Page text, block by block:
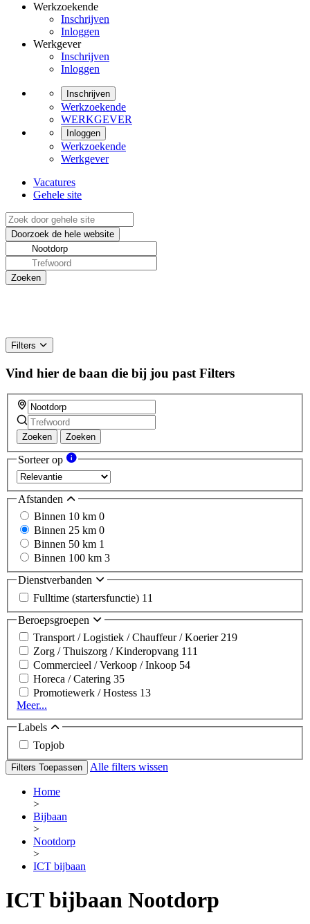
Werkzoekende
Inschrijven
Inloggen
Werkgever
Inschrijven
Inloggen
Inschrijven
Werkzoekende
WERKGEVER
Inloggen
Werkzoekende
Werkgever
Vacatures
Gehele site
Filters
Vind hier de baan die bij jou past Filters
Zoeken Zoeken
Sorteer op
Afstanden
Binnen 10 km 0
Binnen 25 km 0
Binnen 50 km 1
Binnen 100 km 3
Dienstverbanden
Fulltime (startersfunctie) 11
Beroepsgroepen
Transport / Logistiek / Chauffeur / Koerier219
Zorg / Thuiszorg / Kinderopvang 111
Commercieel / Verkoop / Inkoop 54
Horeca / Catering 35
Promotiewerk / Hostess 13
Meer...
Labels
Topjob
Filters Toepassen Alle filters wissen
Home
>
Bijbaan
>
Nootdorp
>
ICT bijbaan
ICT bijbaan Nootdorp